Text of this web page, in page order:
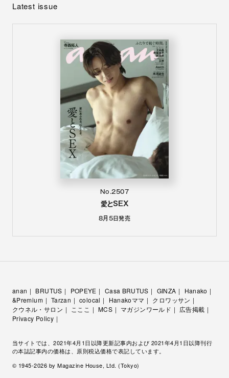
Latest issue
No.2507
愛とSEX
8月5日発売
anan BRUTUS POPEYE Casa BRUTUS GINZA
Hanako
&Premium
Tarzan colocal Hanakoママ
クロワッサン
クウネル・サロン
こここ MCS マガジンワールド
広告掲載
Privacy Policy
当サイトでは、2021年4月1日以降更新記事内および 2021年4月1日以降刊行
の本誌記事内の価格は、原則税込価格で表記しています。
© 1945-2026 by Magazine House, Ltd. (Tokyo)